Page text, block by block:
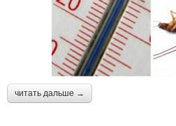
читать дальше →